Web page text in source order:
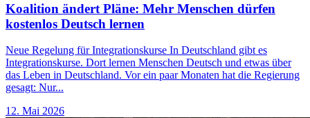
Koalition ändert Pläne: Mehr Menschen dürfen
kostenlos Deutsch lernen
Neue Regelung für Integrationskurse In Deutschland gibt es
Integrationskurse. Dort lernen Menschen Deutsch und etwas über
das Leben in Deutschland. Vor ein paar Monaten hat die Regierung
gesagt: Nur...
12. Mai 2026